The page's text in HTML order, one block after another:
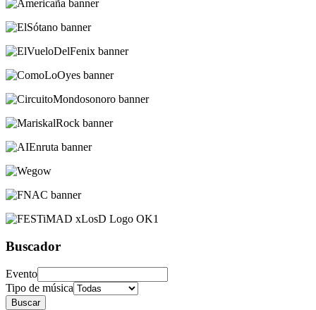
Buscador
Evento
Tipo de música
Buscar